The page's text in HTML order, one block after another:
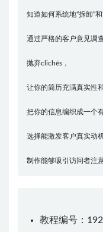
知道如何系统地“拆卸”
通过严格的客户意见调
抛弃clichés，
让你的简历充满真实性
把你的信息编织成一个
选择能激发客户真实动
制作能够吸引访问者注
教程编号：